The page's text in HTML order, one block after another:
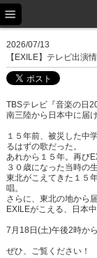
2026/07/13
【EXILE】テレビ出演
TBSテレビ『音楽の日
南三陸から日本中に届
１５年前、被災した中
るはずの歌だった。
あれから１５年。再び
３０歳になった当時の
東北がこえてきた１５
唱。
さらに、東北の地から
EXILEがこえる、日本
7月18日(土)午後2時か
ぜひ、ご覧ください！
NEWS
SCHEDULE
EX FAMILY